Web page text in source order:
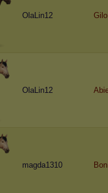
OlaLin12
OlaLin12
magda1310